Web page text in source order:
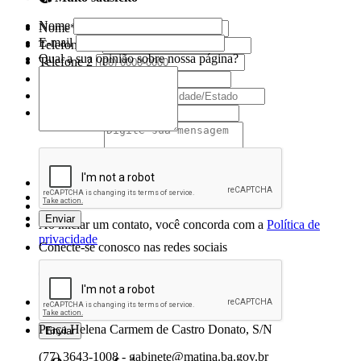
Nome*
Telefone 1*
Telefone 2
Mensagem*
*Campos obrigatórios
Ao iniciar um contato, você concorda com a Política de
privacidade
Nome
E-mail
Qual a sua opinião sobre nossa página?
Conecte-se conosco nas redes sociais
Prefeitura Municipal de Matina
Praça Helena Carmem de Castro Donato, S/N
(77) 3643-1008 - gabinete@matina.ba.gov.br